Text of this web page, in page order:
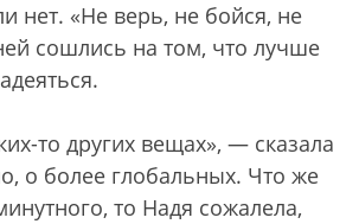
нет. «Не верь, не бойся, не
сошлись на том, что лучше
то других вещах», — сказала
о более глобальных. Что же
то Надя сожалела,